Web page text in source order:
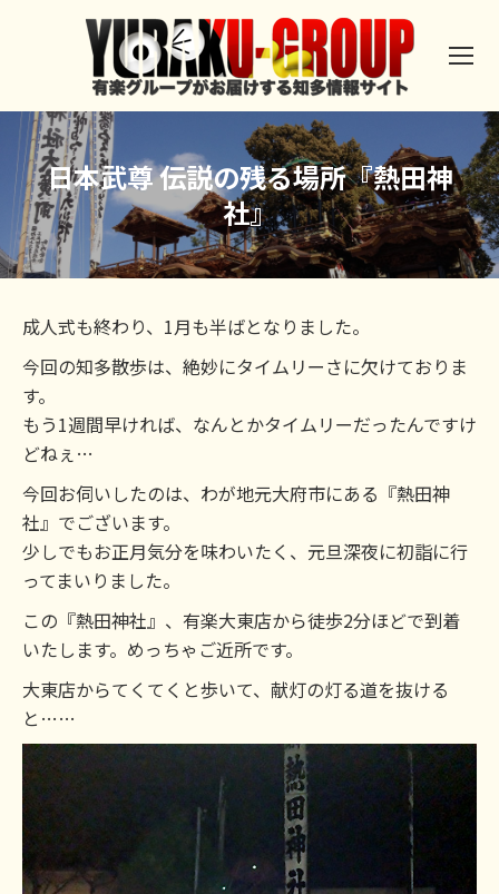
日本武尊 伝説の残る場所『熱田神
社』
成人式も終わり、1月も半ばとなりました。
今回の知多散歩は、絶妙にタイムリーさに欠けておりま
す。
もう1週間早ければ、なんとかタイムリーだったんですけ
どねぇ…
今回お伺いしたのは、わが地元大府市にある『熱田神
社』でございます。
少しでもお正月気分を味わいたく、元旦深夜に初詣に行
ってまいりました。
この『熱田神社』、有楽大東店から徒歩2分ほどで到着
いたします。めっちゃご近所です。
大東店からてくてくと歩いて、献灯の灯る道を抜ける
と……